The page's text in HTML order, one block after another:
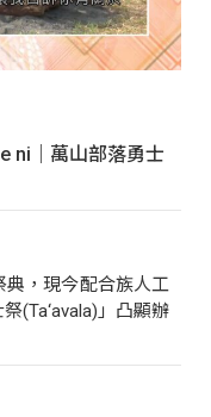
ni｜萬山部落勇士
，現今配合族人工
(Ta‘avala)」凸顯辦